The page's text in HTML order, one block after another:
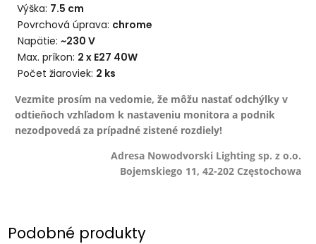
Výška: 7.5 cm
Povrchová úprava: chrome
Napätie:~230 V
Max. príkon: 2 x E27 40W
Počet žiaroviek: 2 ks
Vezmite prosím na vedomie, že môžu nastať odchýlky v
odtieňoch vzhľadom k nastaveniu monitora a podnik
nezodpovedá za prípadné zistené rozdiely!
Adresa Nowodvorski Lighting sp. z o.o.
Bojemskiego 11, 42-202 Częstochowa
Podobné produkty